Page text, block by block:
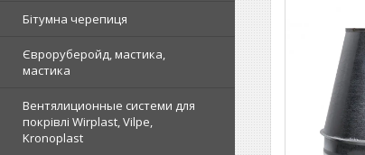
Бітумна черепиця
Євроруберойд, мастика,
мастика
Вентялиционные системи для
покрівлі Wirplast, Vilpe,
Kronoplast